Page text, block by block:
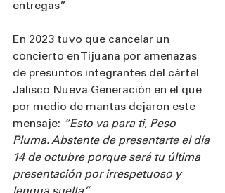
entregas”
En 2023 tuvo que cancelar un
concierto en Tijuana por amenazas
de presuntos integrantes del cártel
Jalisco Nueva Generación en el que
por medio de mantas dejaron este
mensaje: “Esto va para ti, Peso
Pluma. Abstente de presentarte el día
14 de octubre porque será tu última
presentación por irrespetuoso y